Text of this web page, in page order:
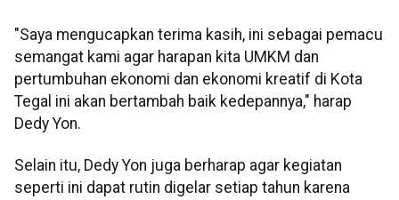
"Saya mengucapkan terima kasih, ini sebagai pemacu
semangat kami agar harapan kita UMKM dan
pertumbuhan ekonomi dan ekonomi kreatif di Kota
Tegal ini akan bertambah baik kedepannya," harap
Dedy Yon.
Selain itu, Dedy Yon juga berharap agar kegiatan
seperti ini dapat rutin digelar setiap tahun karena